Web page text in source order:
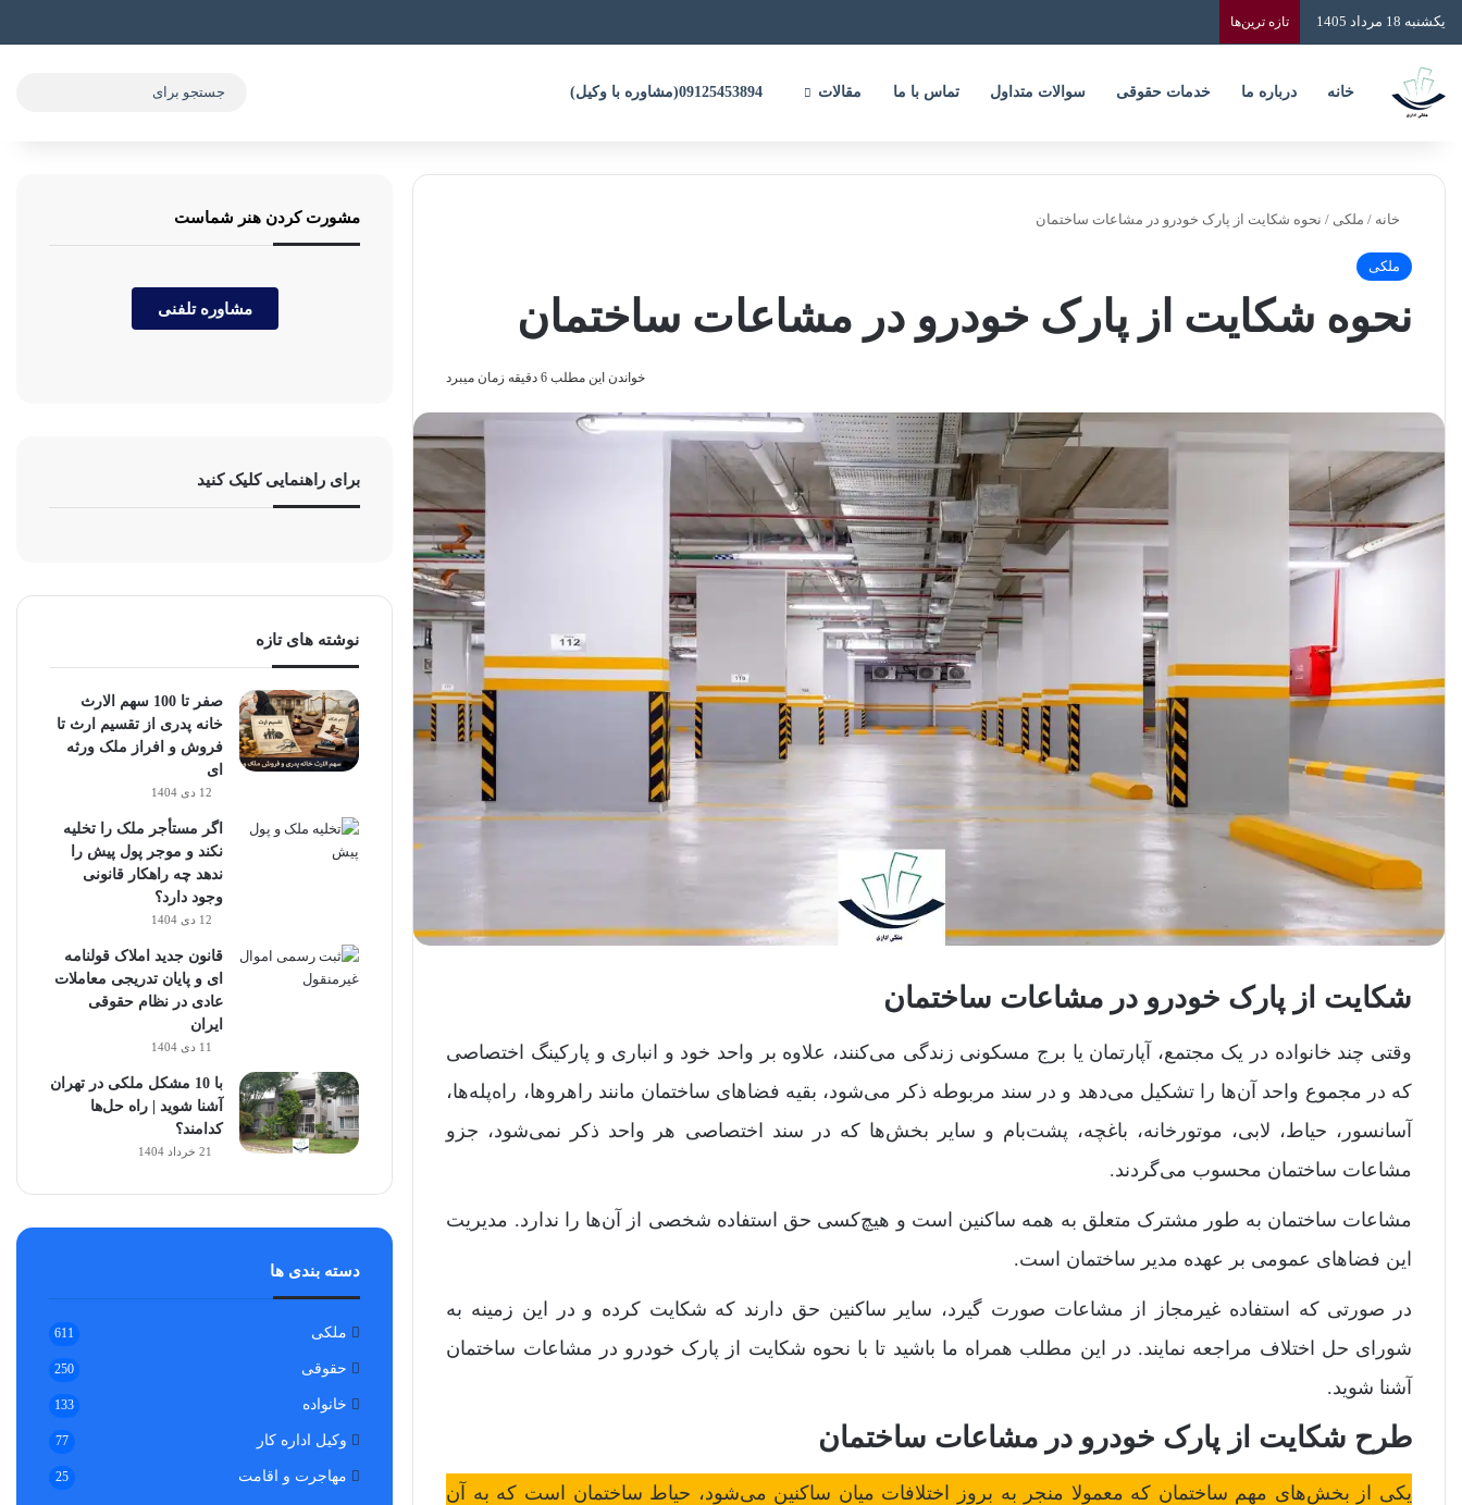
یکشنبه 18 مرداد 1405 تازه‌ ترین‌ها
خانه درباره ما خدمات حقوقی سوالات متداول تماس با ما مقالات
خانه / ملکی / نحوه شکایت از پارک خودرو در مشاعات ساختمان
ملکی
نحوه شکایت از پارک خودرو در مشاعات ساختمان
خواندن این مطلب 6 دقیقه زمان میبرد
شکایت از پارک خودرو در مشاعات ساختمان
وقتی چند خانواده در یک مجتمع، آپارتمان یا برج مسکونی زندگی می‌کنند، علاوه بر واحد خود و انباری و پارکینگ اختصاصی
که در مجموع واحد آن‌ها را تشکیل می‌دهد و در سند مربوطه ذکر می‌شود، بقیه فضاهای ساختمان مانند راهروها، راه‌پله‌ها،
آسانسور، حیاط، لابی، موتورخانه، باغچه، پشت‌بام و سایر بخش‌ها که در سند اختصاصی هر واحد ذکر نمی‌شود، جزو
مشاعات ساختمان محسوب می‌گردند.
مشاعات ساختمان به طور مشترک متعلق به همه ساکنین است و هیچ‌کسی حق استفاده شخصی از آن‌ها را ندارد. مدیریت
این فضاهای عمومی بر عهده مدیر ساختمان است.
در صورتی که استفاده غیرمجاز از مشاعات صورت گیرد، سایر ساکنین حق دارند که شکایت کرده و در این زمینه به
شورای حل اختلاف مراجعه نمایند. در این مطلب همراه ما باشید تا با نحوه شکایت از پارک خودرو در مشاعات ساختمان
آشنا شوید.
طرح شکایت از پارک خودرو در مشاعات ساختمان
یکی از بخش‌های مهم ساختمان که معمولا منجر به بروز اختلافات میان ساکنین می‌شود، حیاط ساختمان است که به آن
مشورت کردن هنر شماست
مشاوره تلفنی
برای راهنمایی کلیک کنید
نوشته های تازه
صفر تا 100 سهم الارث
خانه پدری از تقسیم ارث تا
فروش و افراز ملک ورثه
ای
12 دی 1404
اگر مستأجر ملک را تخلیه
نکند و موجر پول پیش را
ندهد چه راهکار قانونی
وجود دارد؟
12 دی 1404
قانون جدید املاک قولنامه
ای و پایان تدریجی معاملات
عادی در نظام حقوقی
ایران
11 دی 1404
با 10 مشکل ملکی در تهران
آشنا شوید | راه حل‌ها
کدامند؟
21 خرداد 1404
دسته بندی ها
ملکی 611
حقوقی 250
خانواده 133
وکیل اداره کار 77
مهاجرت و اقامت 25